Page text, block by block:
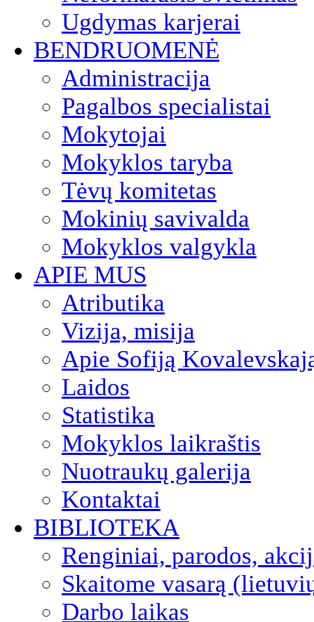
Ugdymas karjerai
BENDRUOMENĖ
Administracija
Pagalbos specialistai
Mokytojai
Mokyklos taryba
Tėvų komitetas
Mokinių savivalda
Mokyklos valgykla
APIE MUS
Atributika
Vizija, misija
Apie Sofiją
Laidos
Statistika
Mokyklos laikraštis
Nuotraukų galerija
Kontaktai
BIBLIOTEKA
Renginiai, parodos,
Skaitome vasarą
Darbo laikas